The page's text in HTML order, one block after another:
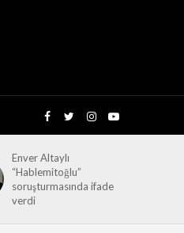
Enver Altaylı
“Hablemitoğlu”
soruşturmasında ifade
verdi